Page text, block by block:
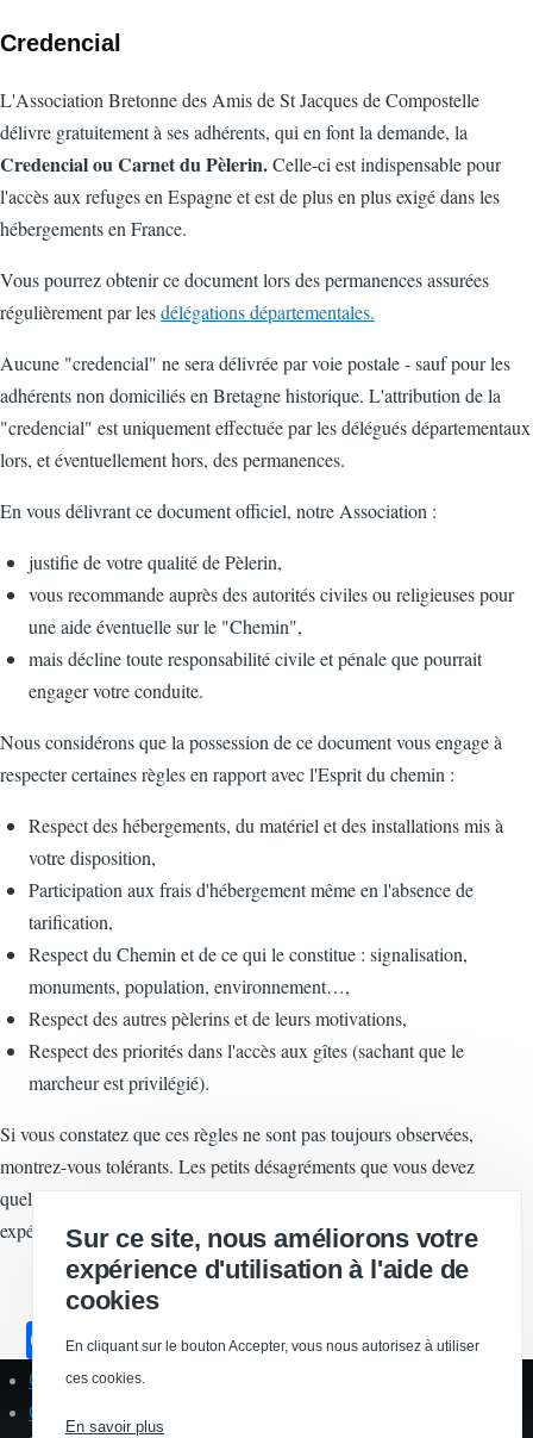
d'Ariane
Credencial
L'Association Bretonne des Amis de St Jacques de Compostelle
délivre gratuitement à ses adhérents, qui en font la demande, la
Credencial ou Carnet du Pèlerin.Celle-ci est indispensable pour
l'accès aux refuges en Espagne et est de plus en plus exigé dans les
hébergements en France.
Vous pourrez obtenir ce document lors des permanences assurées
régulièrement par lesdélégations départementales.
Aucune "credencial" ne sera délivrée par voie postale - sauf pour les
adhérents non domiciliés en Bretagne historique. L'attribution de la
"credencial" est uniquement effectuée par les délégués départementaux
lors, et éventuellement hors, des permanences.
En vous délivrant ce document officiel, notre Association :
justifie de votre qualité de Pèlerin,
vous recommande auprès des autorités civiles ou religieuses pour
une aide éventuelle sur le "Chemin",
mais décline toute responsabilité civile et pénale que pourrait
engager votre conduite.
Nous considérons que la possession de ce document vous engage à
respecter certaines règles en rapport avec l'Esprit du chemin :
Respect des hébergements, du matériel et des installations mis à
votre disposition,
Participation aux frais d'hébergement même en l'absence de
tarification,
Respect du Chemin et de ce qui le constitue : signalisation,
monuments, population, environnement…,
Respect des autres pèlerins et de leurs motivations,
Respect des priorités dans l'accès aux gîtes (sachant que le
marcheur est privilégié).
Si vous constatez que ces règles ne sont pas toujours observées,
montrez-vous tolérants. Les petits désagréments que vous devez
quelquefois avoir à subir ne doivent pas ternir votre joie de vivre une
expérience exceptionnelle.
F
a
c
Pied
page
Contact
Qui sommes-nous ?
Sur ce site, nous améliorons votre
expérience d'utilisation à l'aide de
cookies
En cliquant sur le bouton Accepter, vous nous autorisez à utiliser
ces cookies.
En savoir plus